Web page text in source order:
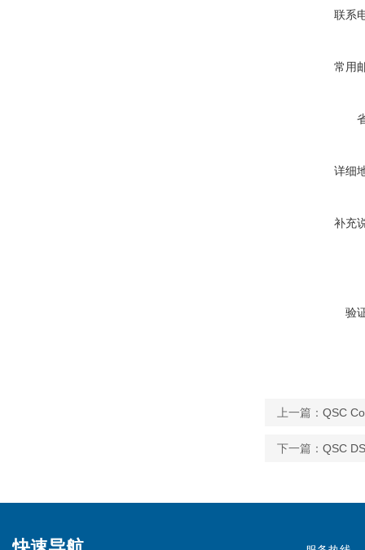
联系
常用
详细
补充
验
上一篇： QSC
下一篇： QSC